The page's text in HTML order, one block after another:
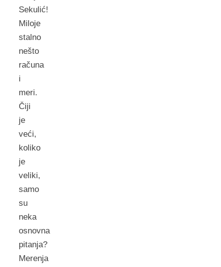
Sekulić!
Miloje
stalno
nešto
računa
i
meri.
Čiji
je
veći,
koliko
je
veliki,
samo
su
neka
osnovna
pitanja?
Merenja